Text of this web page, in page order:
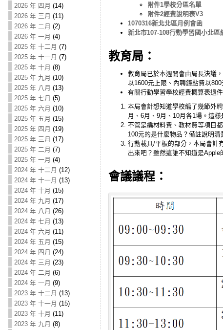
2026 年 四月 (14)
2026 年 三月 (11)
2026 年 二月 (2)
2026 年 一月 (4)
2025 年 十二月 (7)
2025 年 十一月 (7)
2025 年 十月 (8)
2025 年 九月 (10)
2025 年 八月 (13)
2025 年 七月 (5)
2025 年 六月 (10)
2025 年 五月 (15)
2025 年 四月 (19)
2025 年 三月 (17)
2025 年 二月 (7)
2025 年 一月 (4)
2024 年 十二月 (12)
2024 年 十一月 (13)
2024 年 十月 (15)
2024 年 九月 (17)
2024 年 八月 (26)
2024 年 七月 (13)
2024 年 六月 (11)
2024 年 五月 (15)
2024 年 四月 (24)
2024 年 三月 (23)
2024 年 二月 (6)
2024 年 一月 (9)
2023 年 十二月 (13)
2023 年 十一月 (15)
2023 年 十月 (11)
2023 年 九月 (8)
附件1學校分區名單
附件2經費說明表V3
1070316新北北區月例會函
新北市107-108行動學習國小北區
教育局：
教育局已於本週開會由局長決議
以1600元上限、內聘鐘點費以
有關行動學習學校經費概算表退件
本局會計想知道學校編了幾節外
月、6月、9月、10月各1場。這
不管是編材料費、教材費等項目
100元的是什麼物品？備註說明
行動載具/平板的部分，本局會計
出來吧？雖然這誰不知道是
會議議程：